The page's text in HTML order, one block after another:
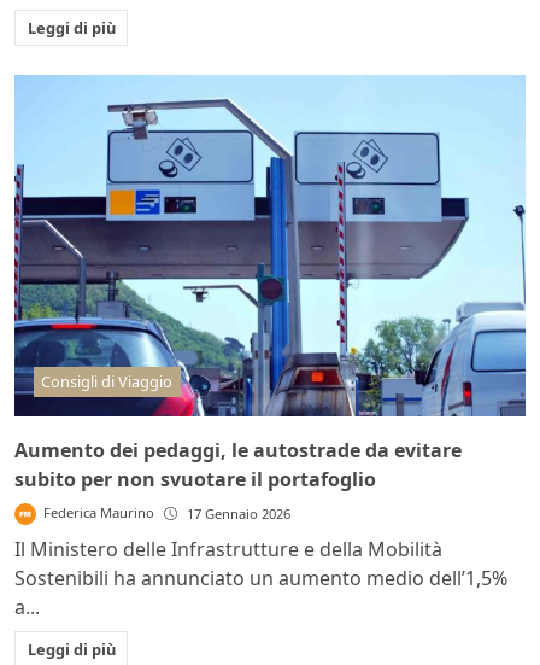
Leggi di più
Consigli di Viaggio
Aumento dei pedaggi, le autostrade da evitare
subito per non svuotare il portafoglio
Federica Maurino 17 Gennaio 2026
Il Ministero delle Infrastrutture e della Mobilità
Sostenibili ha annunciato un aumento medio dell’1,5%
a...
Leggi di più